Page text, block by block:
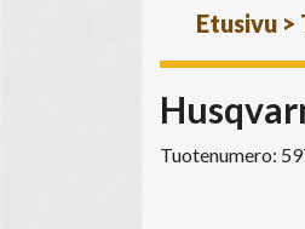
Etusivu >
Tuotenumero: